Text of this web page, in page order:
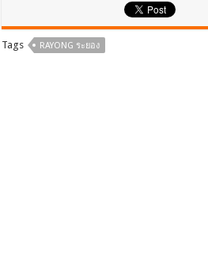
b er
ar
Tags RAYONG ระยอง